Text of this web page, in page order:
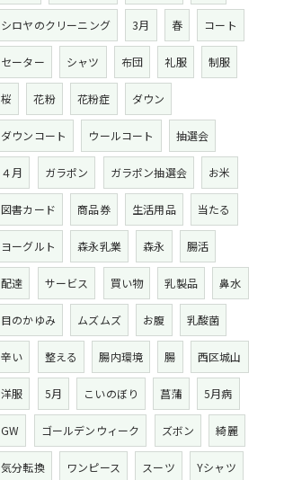
シロヤのクリーニング 3月 春 コート
セーター シャツ 布団 礼服 制服
桜 花粉 花粉症 ダウン
ダウンコート ウールコート 抽選会
４月 ガラポン ガラポン抽選会 お米
図書カード 商品券 生活用品 当たる
ヨーグルト 森永乳業 森永 腸活
配達 サービス 買い物 乳製品 鼻水
目のかゆみ ムズムズ お腹 乳酸菌
辛い 整える 腸内環境 腸 西区城山
洋服 5月 こいのぼり 菖蒲 5月病
GW ゴールデンウィーク ズボン 綺麗
気分転換 ワンピース スーツ Yシャツ